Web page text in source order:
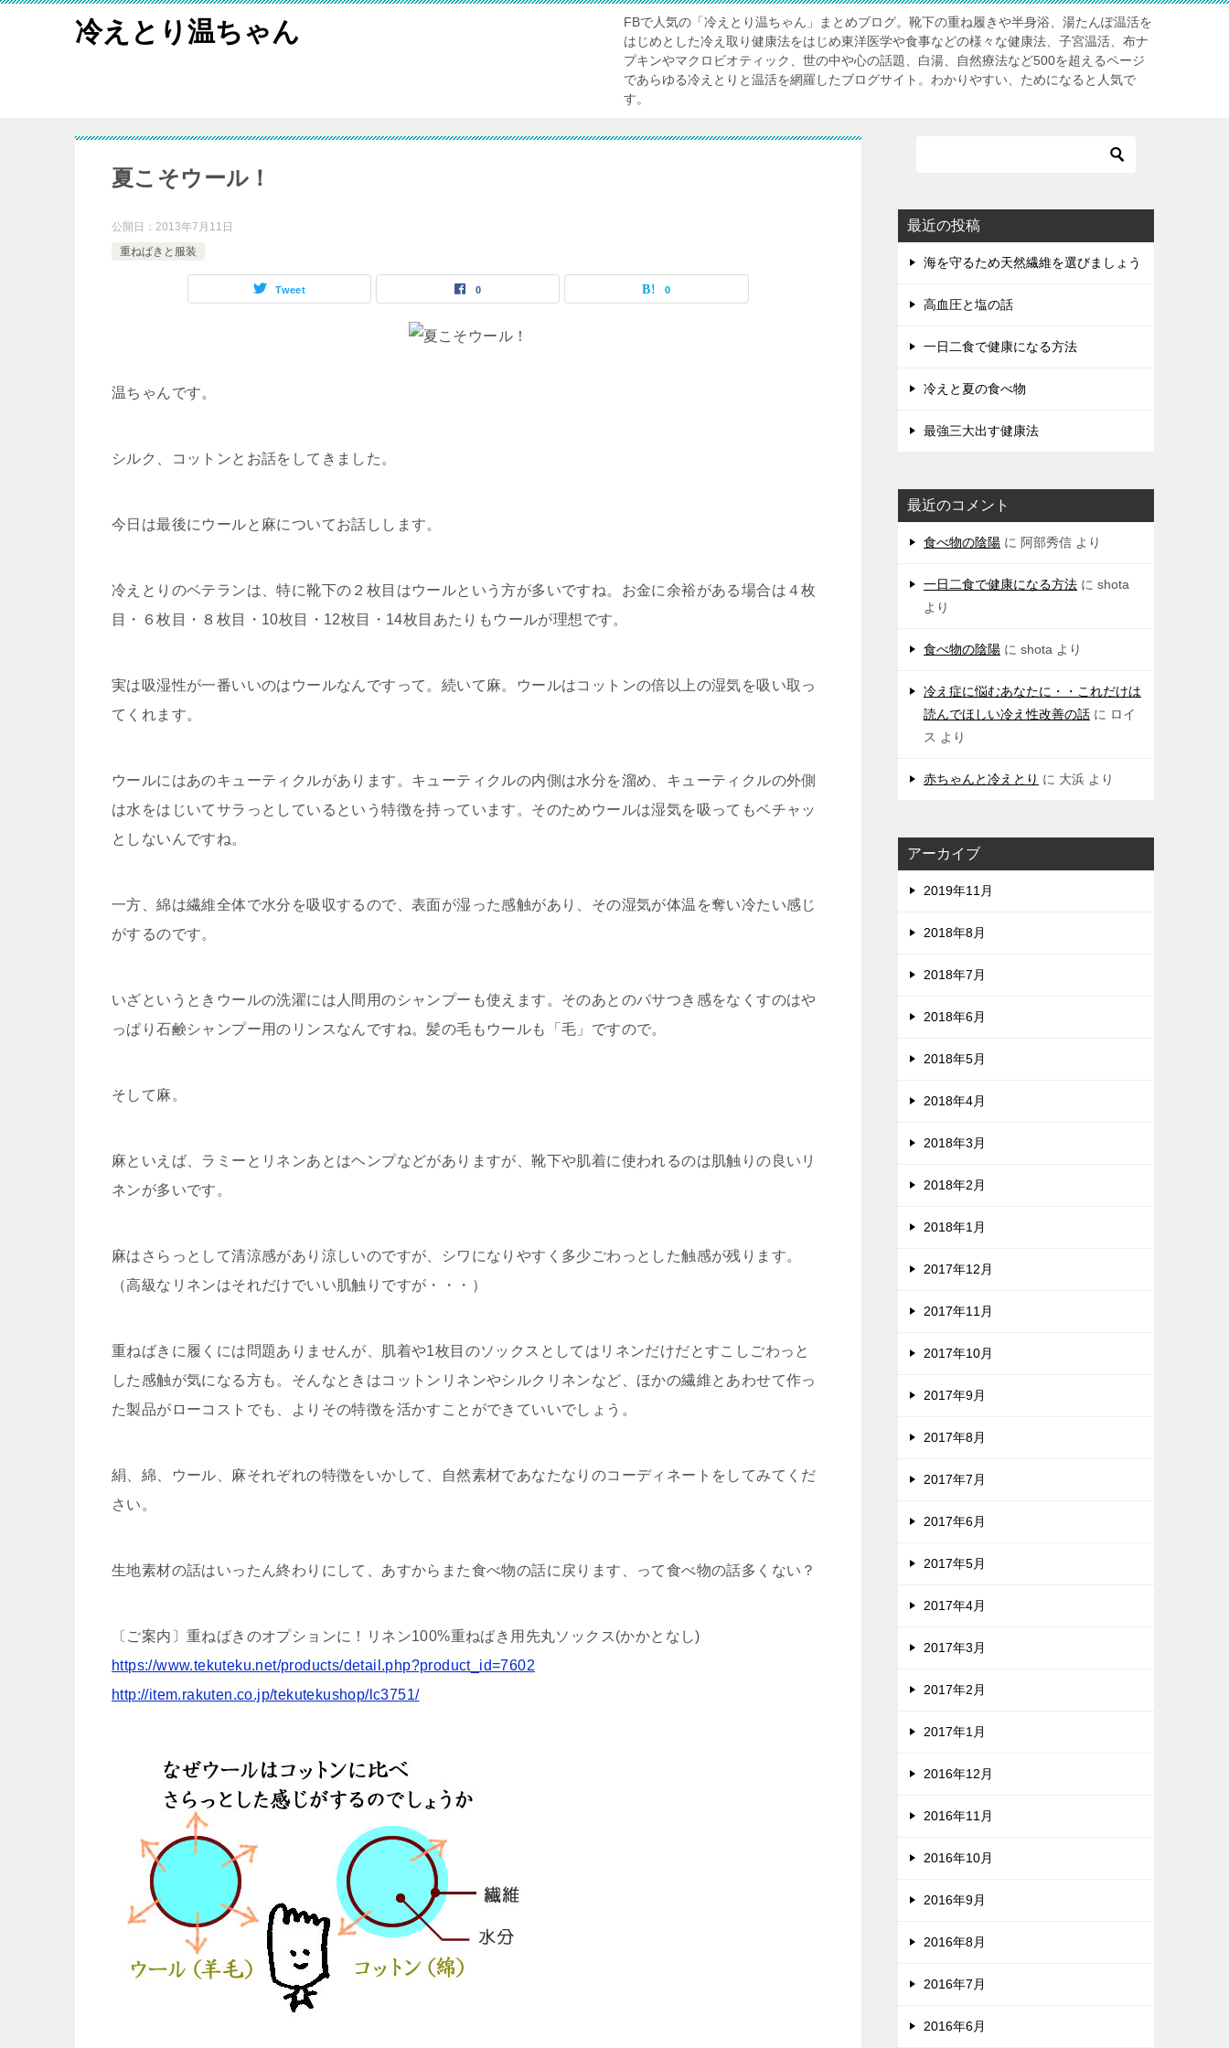
冷えとり温ちゃん
FBで人気の「冷えとり温ちゃん」まとめブログ。靴下の重ね履きや半身浴、湯たんぽ温活を
はじめとした冷え取り健康法をはじめ東洋医学や食事などの様々な健康法、子宮温活、布ナ
プキンやマクロビオティック、世の中や心の話題、白湯、自然療法など500を超えるページ
であらゆる冷えとりと温活を網羅したブログサイト。わかりやすい、ためになると人気で
す。
夏こそウール！
公開日： 2013年7月11日
重ねばきと服装
Tweet 0 0
温ちゃんです。
シルク、コットンとお話をしてきました。
今日は最後にウールと麻についてお話しします。
冷えとりのベテランは、特に靴下の２枚目はウールという方が多いですね。お金に余裕がある場合は４枚
目・６枚目・８枚目・10枚目・12枚目・14枚目あたりもウールが理想です。
実は吸湿性が一番いいのはウールなんですって。続いて麻。ウールはコットンの倍以上の湿気を吸い取っ
てくれます。
ウールにはあのキューティクルがあります。キューティクルの内側は水分を溜め、キューティクルの外側
は水をはじいてサラっとしているという特徴を持っています。そのためウールは湿気を吸ってもベチャッ
としないんですね。
一方、綿は繊維全体で水分を吸収するので、表面が湿った感触があり、その湿気が体温を奪い冷たい感じ
がするのです。
いざというときウールの洗濯には人間用のシャンプーも使えます。そのあとのパサつき感をなくすのはや
っぱり石鹸シャンプー用のリンスなんですね。髪の毛もウールも「毛」ですので。
そして麻。
麻といえば、ラミーとリネンあとはヘンプなどがありますが、靴下や肌着に使われるのは肌触りの良いリ
ネンが多いです。
麻はさらっとして清涼感があり涼しいのですが、シワになりやすく多少ごわっとした触感が残ります。
（高級なリネンはそれだけでいい肌触りですが・・・）
重ねばきに履くには問題ありませんが、肌着や1枚目のソックスとしてはリネンだけだとすこしごわっと
した感触が気になる方も。そんなときはコットンリネンやシルクリネンなど、ほかの繊維とあわせて作っ
た製品がローコストでも、よりその特徴を活かすことができていいでしょう。
絹、綿、ウール、麻それぞれの特徴をいかして、自然素材であなたなりのコーディネートをしてみてくだ
さい。
生地素材の話はいったん終わりにして、あすからまた食べ物の話に戻ります、って食べ物の話多くない？
〔ご案内〕重ねばきのオプションに！リネン100%重ねばき用先丸ソックス(かかとなし)
https://www.tekuteku.net/products/detail.php?product_id=7602
http://item.rakuten.co.jp/tekutekushop/lc3751/
最近の投稿
海を守るため天然繊維を選びましょう
高血圧と塩の話
一日二食で健康になる方法
冷えと夏の食べ物
最強三大出す健康法
最近のコメント
食べ物の陰陽 に 阿部秀信 より
一日二食で健康になる方法 に shota
より
食べ物の陰陽 に shota より
冷え症に悩むあなたに・・これだけは
読んでほしい冷え性改善の話 に ロイ
ス より
赤ちゃんと冷えとり に 大浜 より
アーカイブ
2019年11月
2018年8月
2018年7月
2018年6月
2018年5月
2018年4月
2018年3月
2018年2月
2018年1月
2017年12月
2017年11月
2017年10月
2017年9月
2017年8月
2017年7月
2017年6月
2017年5月
2017年4月
2017年3月
2017年2月
2017年1月
2016年12月
2016年11月
2016年10月
2016年9月
2016年8月
2016年7月
2016年6月